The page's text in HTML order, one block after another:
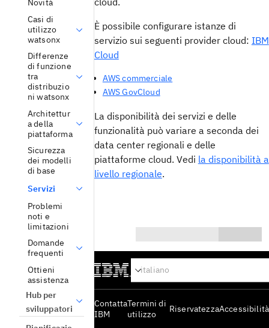
Novità
Casi di
utilizzo
watsonx
Differenze
di funzione
tra
distribuzio
ni watsonx
Architettur
a della
piattaforma
Sicurezza
dei modelli
di base
Servizi
Problemi
noti e
limitazioni
Domande
frequenti
Ottieni
assistenza
Hub per
sviluppatori
È possibile configurare istanze di
servizio sui seguenti provider cloud: IBM
Cloud
AWS commerciale
AWS GovCloud
La disponibilità dei servizi e delle
funzionalità può variare a seconda dei
data center regionali e delle
piattaforme cloud. Vedi la disponibilità a
livello regionale.
Sì
No
0/1000
Contatta
IBM
Termini di
utilizzo
RiservatezzaAccessibilità